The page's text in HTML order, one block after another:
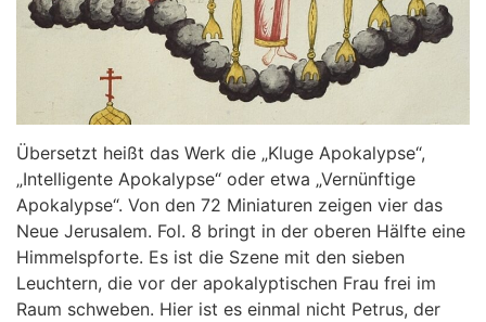
Übersetzt heißt das Werk die „Kluge Apokalypse“,
„Intelligente Apokalypse“ oder etwa „Vernünftige
Apokalypse“. Von den 72 Miniaturen zeigen vier das
Neue Jerusalem. Fol. 8 bringt in der oberen Hälfte eine
Himmelspforte. Es ist die Szene mit den sieben
Leuchtern, die vor der apokalyptischen Frau frei im
Raum schweben. Hier ist es einmal nicht Petrus, der